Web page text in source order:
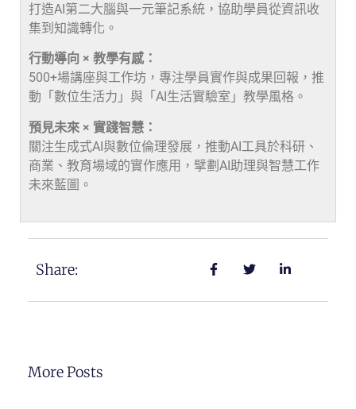
打造AI第二大腦與一元筆記系統，協助學員從資訊收
集到知識轉化。
行動導向 × 教學有感：
500+場講座與工作坊，專注學員實作與成果回報，推
動「數位生活力」與「AI生活實驗室」教學風格。
預見未來 × 實踐智慧：
關注生成式AI與數位倫理發展，推動AI工具於科研、
商業、教育場域的實作應用，擘劃AI助理與智慧工作
未來藍圖。
Share:
More Posts